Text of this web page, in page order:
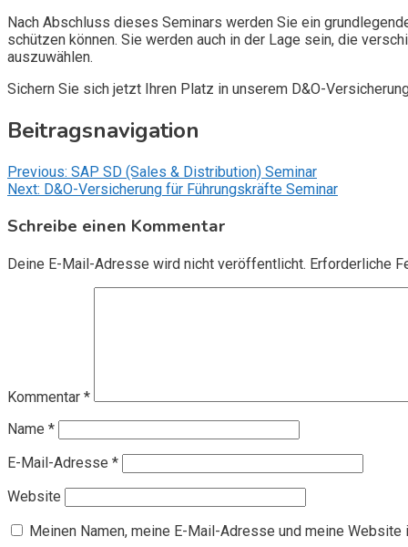
Nach Abschluss dieses Seminars werden Sie ein
schützen können. Sie werden auch in der Lage sein, die
auszuwählen.
Sichern Sie sich jetzt Ihren Platz in unserem D&O-
Beitragsnavigation
Previous: SAP SD (Sales & Distribution) Seminar
Next: D&O-Versicherung für Führungskräfte Seminar
Schreibe einen Kommentar
Deine E-Mail-Adresse wird nicht veröffentlicht. Erforderliche
Kommentar *
Name *
E-Mail-Adresse *
Website
Meinen Namen, meine E-Mail-Adresse und meine